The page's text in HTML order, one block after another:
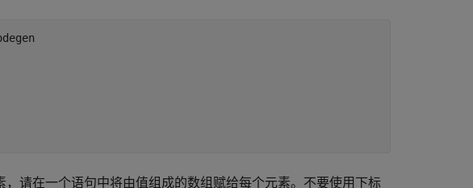
，请在一个语句中将由值组成的数组赋给每个元素。不要使用下标